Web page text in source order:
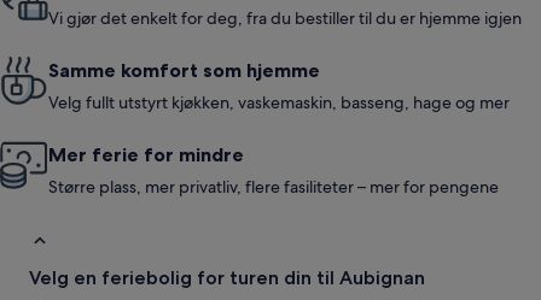
Vi gjør det enkelt for deg, fra du bestiller til du er hjemme igjen
Samme komfort som hjemme
Velg fullt utstyrt kjøkken, vaskemaskin, basseng, hage og mer
Mer ferie for mindre
Større plass, mer privatliv, flere fasiliteter – mer for pengene
Velg en feriebolig for turen din til Aubignan